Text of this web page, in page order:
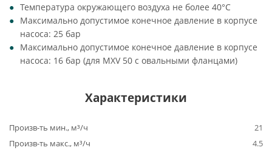
Температура окружающего воздуха не более 40°C
Максимально допустимое конечное давление в корпусе
насоса: 25 бар
Максимально допустимое конечное давление в корпусе
насоса: 16 бар (для MXV 50 с овальными фланцами)
Характеристики
Произв-ть мин., м³/ч
21
Произв-ть макс., м³/ч
4.5